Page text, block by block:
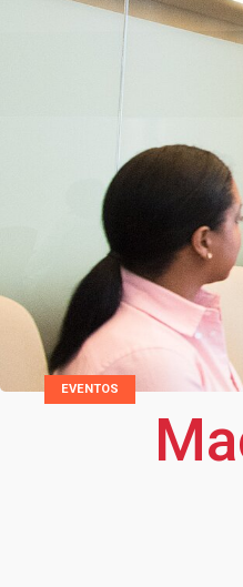
EVENTOS